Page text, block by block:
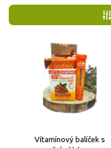
Nejdražší
Nejprodávanější
Abecedně
Vítamínový balíček s